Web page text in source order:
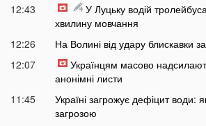
12:43
У Луцьку водій
хвилину мовчання
12:26
На Волині від удару блискавки
12:07
Українцям масово
анонімні листи
11:45
Україні загрожує дефіцит води:
загрозою